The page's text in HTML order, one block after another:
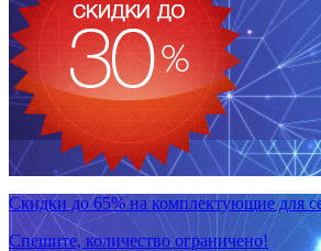
Скидки до 65% на комплектующие для
Спешите, количество ограничено!